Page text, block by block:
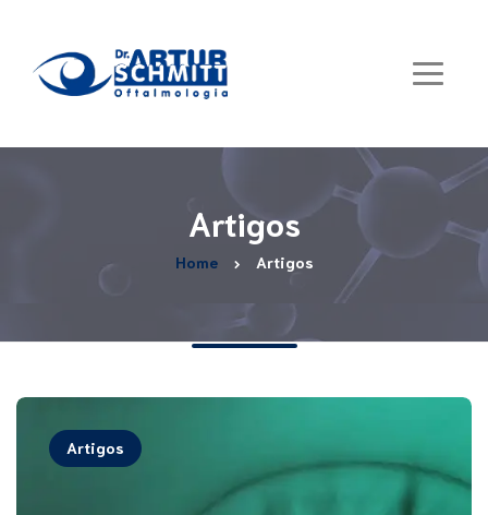
Artigos
Home Artigos
Artigos